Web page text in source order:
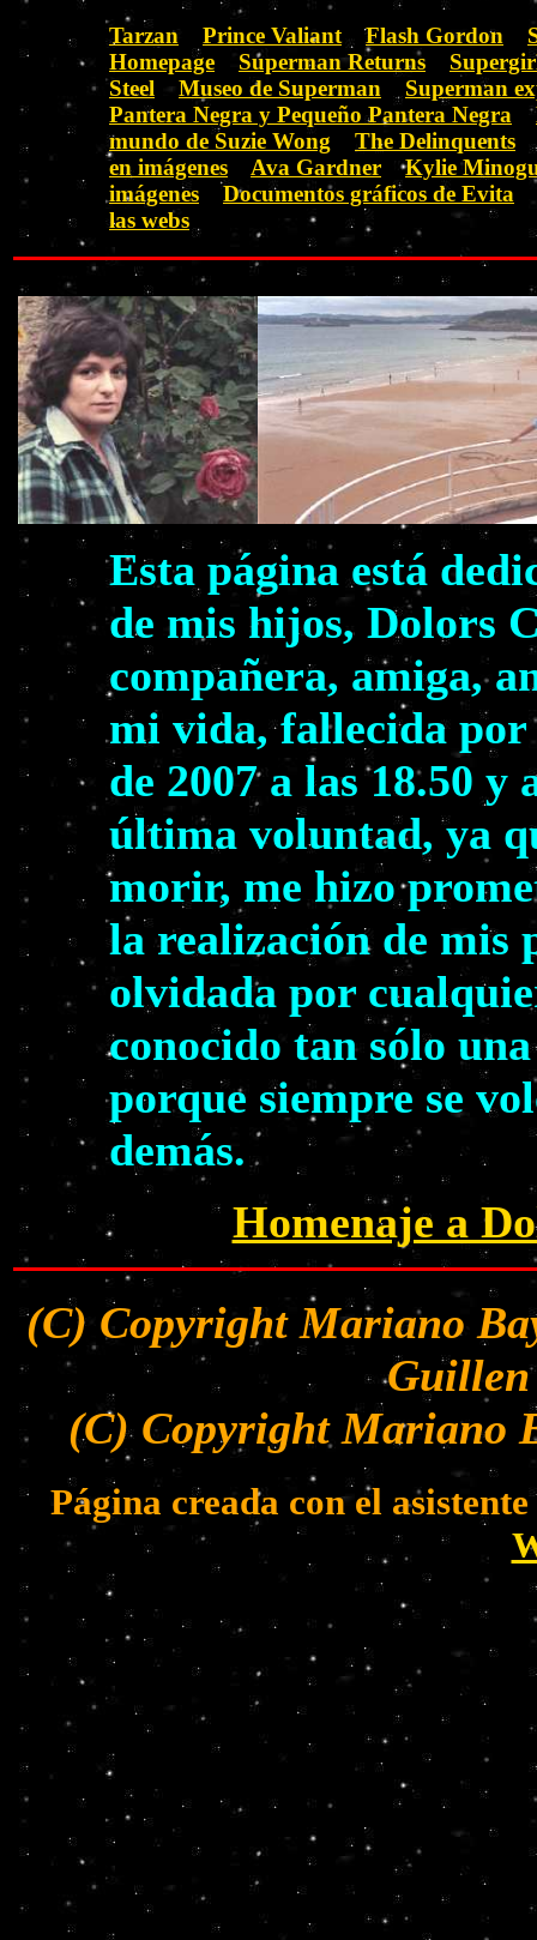
Tarzan Prince Valiant Flash Gordon
Homepage
Superman Returns
Steel
Museo de Superman
Superman
Pantera Negra y Pequeño Pantera Negra
mundo de Suzie Wong
The Delinquents
en imágenes
Ava Gardner
Kylie
imágenes
Documentos gráficos de Evita
las webs
Esta página está
de mis hijos, Dolors
compañera, amiga,
mi vida, fallecida por
de 2007 a las 18.50
última voluntad, ya
morir, me hizo
la realización de mis
olvidada por
conocido tan sólo
porque siempre se
demás.
Homenaje a
(C) Copyright Mariano
Guillen
(C) Copyright Mariano
Página creada con el